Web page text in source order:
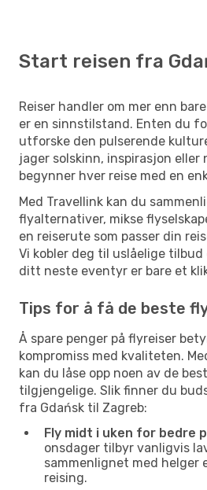
Start reisen fra
Reiser handler om mer enn
er en sinnstilstand. Enten du
utforske den pulserende
jager solskinn, inspirasjon eller
begynner hver reise med en
Med Travellink kan du
flyalternativer, mikse
en reiserute som passer din
Vi kobler deg til uslåelige
ditt neste eventyr er bare et
Tips for å få de beste
Å spare penger på flyreiser
kompromiss med kvaliteten.
kan du låse opp noen av de
tilgjengelige. Slik finner du
fra Gdańsk til Zagreb:
Fly midt i uken for bedre
onsdager tilbyr vanligvis
sammenlignet med helger
reising.